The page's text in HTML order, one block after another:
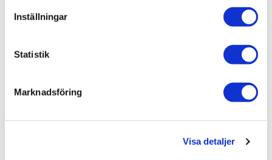
Inställningar
Statistik
Marknadsföring
Visa detaljer
Lägg till i favoriter